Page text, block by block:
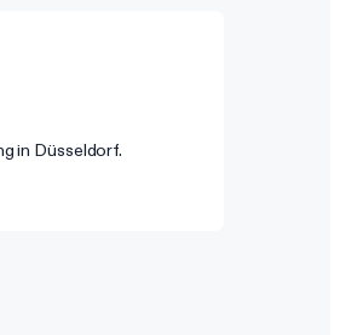
in Düsseldorf.